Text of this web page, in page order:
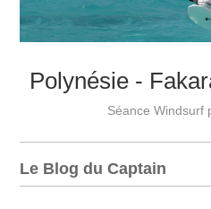
Polynésie -
Séance Windsurf
Le Blog du Captain